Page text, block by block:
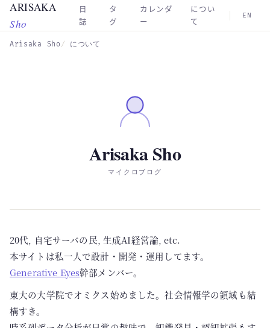
Skip to main content
ARISAKA
Sho
日
誌
タ
グ
カレンダ
ー
につい
て
EN
Arisaka Sho について
Arisaka Sho
マイクロブログ
20代, 自宅サーバの民, 生成AI経営論, etc.
本サイトは私一人で設計・開発・運用してます。
Generative Eyes幹部メンバー。
東大の大学院でオミクス始めました。社会情報学の領域も結
構すき。